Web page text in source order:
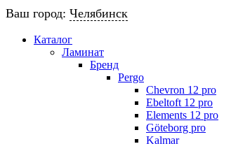
Ваш город: Челябинск
Каталог
Ламинат
Бренд
Pergo
Chevron 12 pro
Ebeltoft 12 pro
Elements 12 pro
Göteborg pro
Kalmar